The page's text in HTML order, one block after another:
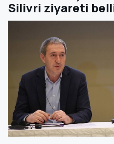
Silivri ziyareti